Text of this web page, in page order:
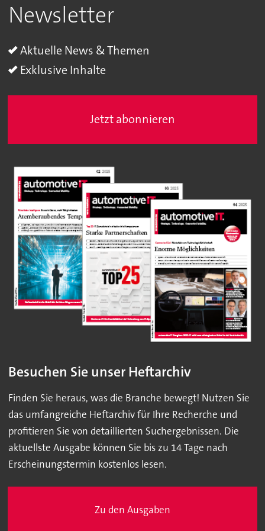
Newsletter
Aktuelle News & Themen
Exklusive Inhalte
Jetzt abonnieren
Besuchen Sie unser Heftarchiv
Finden Sie heraus, was die Branche bewegt! Nutzen Sie
das umfangreiche Heftarchiv für Ihre Recherche und
profitieren Sie von detaillierten Suchergebnissen. Die
aktuellste Ausgabe können Sie bis zu 14 Tage nach
Erscheinungstermin kostenlos lesen.
Zu den Ausgaben